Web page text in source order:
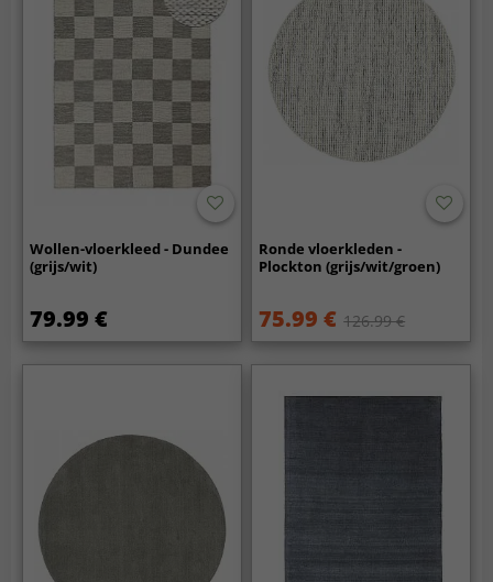
Wollen-vloerkleed - Dundee
(grijs/wit)
79.99 €
Ronde vloerkleden -
Plockton (grijs/wit/groen)
75.99 € 126.99 €